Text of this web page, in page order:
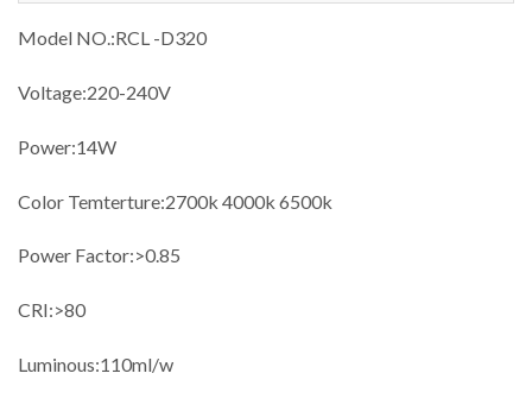
Model NO.:RCL -D320
Voltage:220-240V
Power:14W
Color Temterture:2700k 4000k 6500k
Power Factor:>0.85
CRI:>80
Luminous:110ml/w